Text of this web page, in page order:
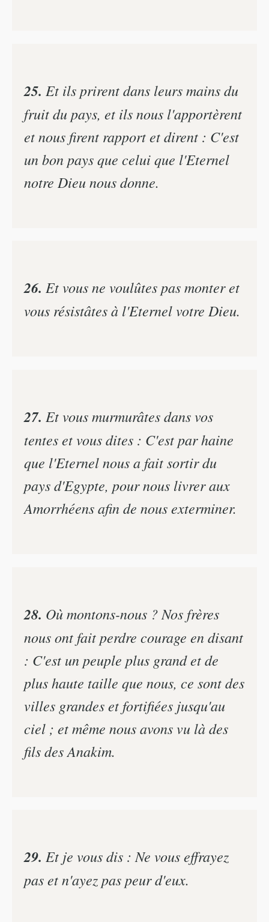
25. Et ils prirent dans leurs mains du
fruit du pays, et ils nous l'apportèrent
et nous firent rapport et dirent : C'est
un bon pays que celui que l'Eternel
notre Dieu nous donne.
26. Et vous ne voulûtes pas monter et
vous résistâtes à l'Eternel votre Dieu.
27. Et vous murmurâtes dans vos
tentes et vous dites : C'est par haine
que l'Eternel nous a fait sortir du
pays d'Egypte, pour nous livrer aux
Amorrhéens afin de nous exterminer.
28. Où montons-nous ? Nos frères
nous ont fait perdre courage en disant
: C'est un peuple plus grand et de
plus haute taille que nous, ce sont des
villes grandes et fortifiées jusqu'au
ciel ; et même nous avons vu là des
fils des Anakim.
29. Et je vous dis : Ne vous effrayez
pas et n'ayez pas peur d'eux.